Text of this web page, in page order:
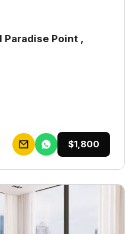
Paradise Point ,
$1,800